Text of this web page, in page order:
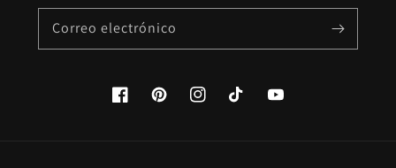
Correo electrónico
FacebookPinterestInstagramTikTok YouTube